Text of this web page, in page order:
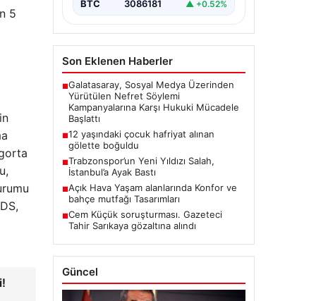
5
BTC 3086181 ▲ +0.52%
Son Eklenen Haberler
■Galatasaray, Sosyal Medya Üzerinden
Yürütülen Nefret Söylemi
Kampanyalarına Karşı Hukuki Mücadele
Başlattı
■12 yaşındaki çocuk hafriyat alınan
gölette boğuldu
■Trabzonspor’un Yeni Yıldızı Salah,
İstanbul’a Ayak Bastı
■Açık Hava Yaşam alanlarında Konfor ve
bahçe mutfağı Tasarımları
■Cem Küçük soruşturması. Gazeteci
Tahir Sarıkaya gözaltına alındı
Güncel